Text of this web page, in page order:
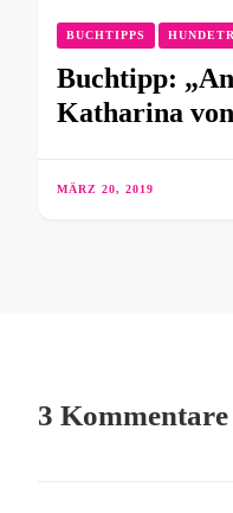
BUCHTIPPS
Buchtipp:
Katharina
MÄRZ 20, 2019
3 Kommentare